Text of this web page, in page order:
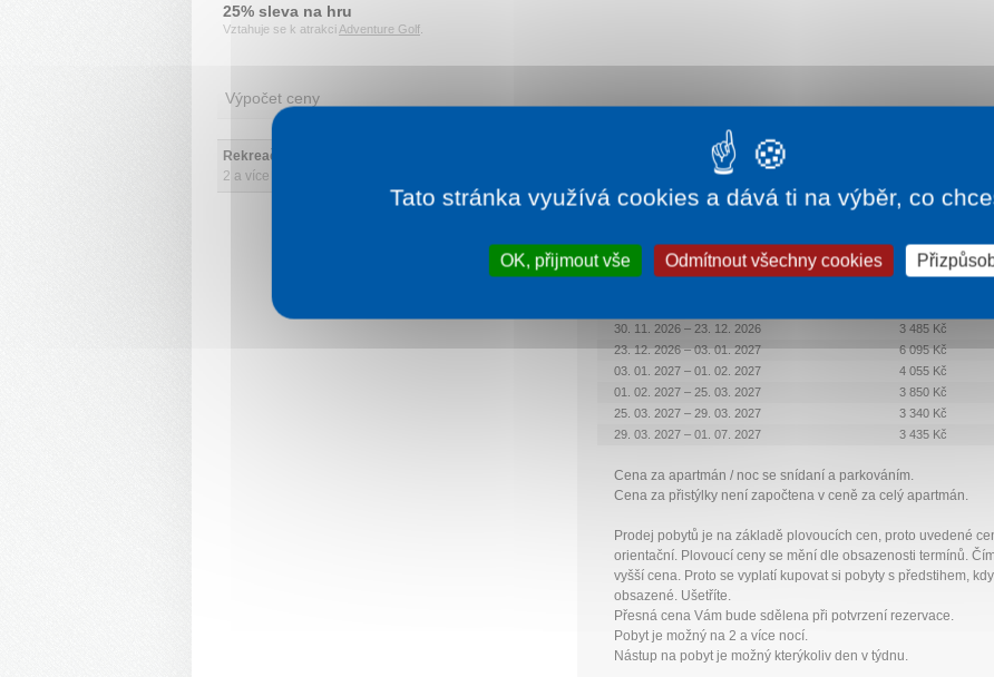
25% sleva na hru
Vztahuje se k atrakci Adventure Golf
Výpočet ceny
Rekreační pobyt (se snídaní)
2 a více nocí od
Rekreační pobyt
Termín Apartmán 1/2 + 2 přistýlky
30. 06. 2026 – 31. 08. 2026
3 950 Kč
30. 11. 2026 – 23. 12. 2026
3 485 Kč
23. 12. 2026 – 03. 01. 2027
6 095 Kč
03. 01. 2027 – 01. 02. 2027
4 055 Kč
01. 02. 2027 – 25. 03. 2027
3 850 Kč
25. 03. 2027 – 29. 03. 2027
3 340 Kč
29. 03. 2027 – 01. 07. 2027
3 435 Kč
Cena za apartmán / noc se snídaní a parkováním.
Cena za přistýlky není započtena v ceně za celý apartmán.
Prodej pobytů je na základě plovoucích cen, proto uvedené
orientační. Plovoucí ceny se mění dle obsazenosti termínů.
vyšší cena. Proto se vyplatí kupovat si pobyty s předstihem,
obsazené. Ušetříte.
Přesná cena Vám bude sdělena při potvrzení rezervace.
Pobyt je možný na 2 a více nocí.
Nástup na pobyt je možný kterýkoliv den v týdnu.
Tato stránka využívá cookies a dává ti na výběr, co
OK, přijmout vše Odmítnout všechny cookies